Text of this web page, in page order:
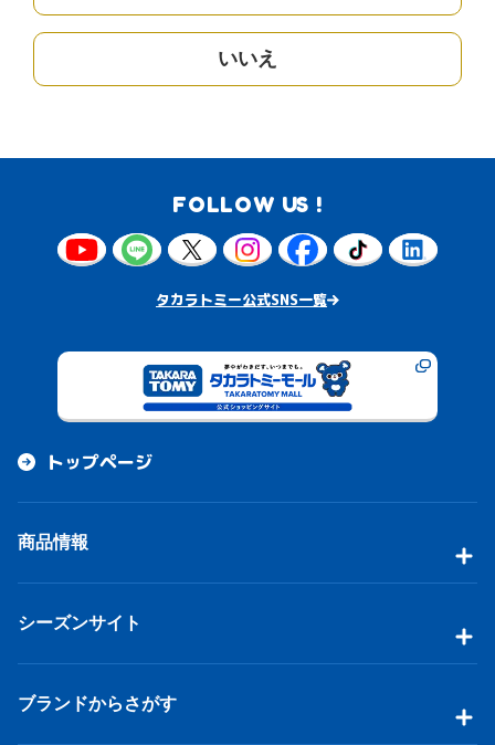
いいえ
FOLLOW US !
タカラトミー公式SNS一覧
トップページ
商品情報
シーズンサイト
ブランドからさがす